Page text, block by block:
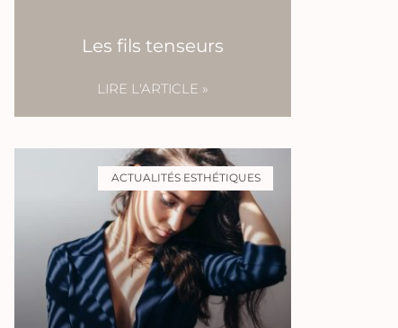
Les fils tenseurs
LIRE L'ARTICLE »
ACTUALITÉS ESTHÉTIQUES